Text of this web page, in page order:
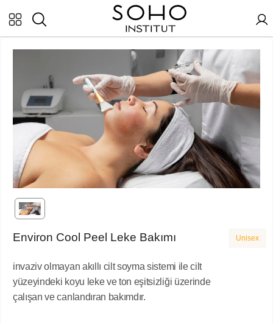
Environ Cool Peel Leke Bakımı Unisex
invaziv olmayan akıllı cilt soyma sistemi ile cilt
yüzeyindeki koyu leke ve ton eşitsizliği üzerinde
çalışan ve canlandıran bakımdır.